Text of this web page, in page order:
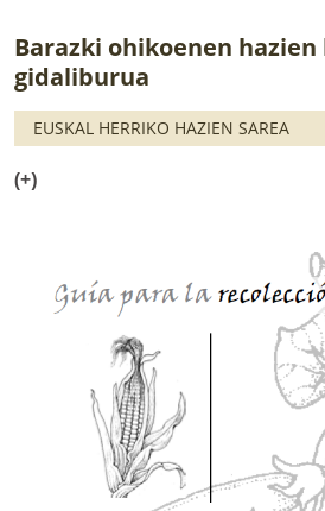
Barazki ohikoenen
gidaliburua
EUSKAL HERRIKO HAZIEN SAREA
(+)